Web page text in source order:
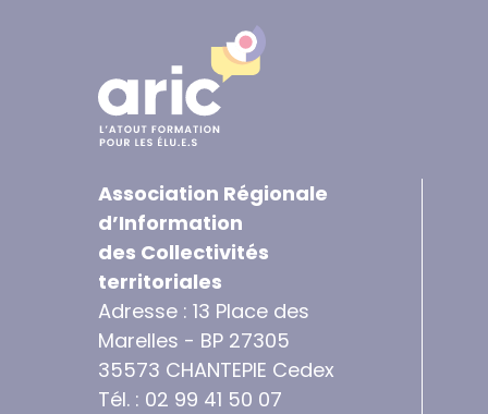
Association Régionale
d’Information
des Collectivités
territoriales
Adresse : 13 Place des
Marelles - BP 27305
35573 CHANTEPIE Cedex
Tél. : 02 99 41 50 07